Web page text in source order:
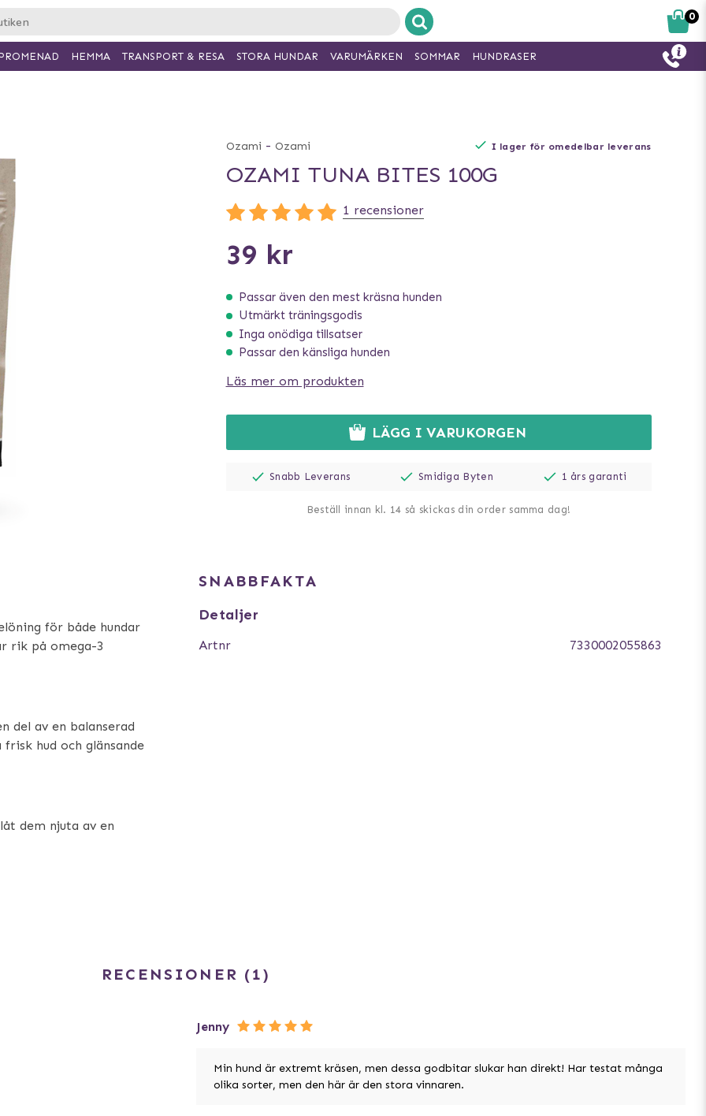
Ozami - Ozami I lager för omedelbar leverans
OZAMI TUNA BITES 100G
1 recensioner
39 kr
Passar även den mest kräsna hunden
Utmärkt träningsgodis
Inga onödiga tillsatser
Passar den känsliga hunden
Läs mer om produkten
LÄGG I VARUKORGEN
Snabb Leverans Smidiga Byten 1 års garanti
Beställ innan kl. 14 så skickas din order samma dag!
för både hundar
rik på omega-3
del av en balanserad
hud och glänsande
dem njuta av en
SNABBFAKTA
Detaljer
Artnr 7330002055863
RECENSIONER 1
Jenny
Min hund är extremt kräsen, men dessa godbitar slukar han direkt! Har testat många
olika sorter, men den här är den stora vinnaren.
0
HEMMA TRANSPORT & RESA STORA HUNDAR VARUMÄRKEN SOMMAR HUNDRASER